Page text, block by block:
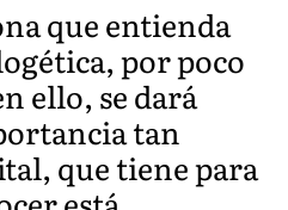
que entienda
por poco
ello, se dará
tan
que tiene para